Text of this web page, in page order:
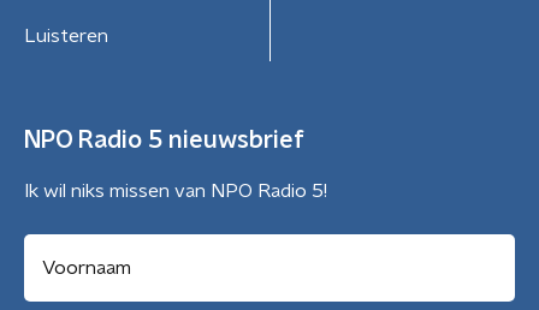
Luisteren
NPO Radio 5 nieuwsbrief
Ik wil niks missen van NPO Radio 5!